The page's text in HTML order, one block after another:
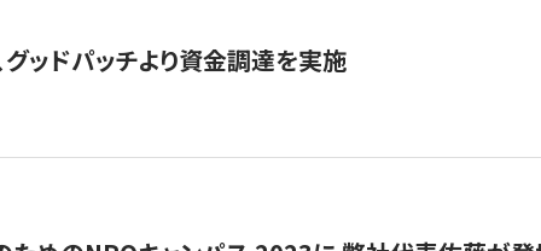
グッドパッチより資金調達を実施